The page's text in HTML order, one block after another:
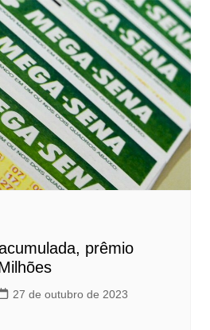
prêmio
27 de outubro de 2023